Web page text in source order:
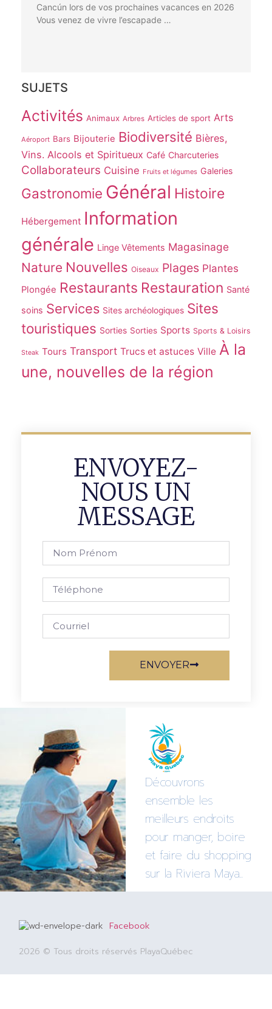
Cancún lors de vos prochaines vacances en 2026
Vous venez de vivre l’escapade …
SUJETS
Activités Animaux Arbres Articles de sport Arts
Aéroport Bars Bijouterie Biodiversité Bières,
Vins. Alcools et Spiritueux Café Charcuteries
Collaborateurs Cuisine Fruits et légumes Galeries
Gastronomie Général Histoire
Hébergement Information
générale Linge Vêtements Magasinage
Nature Nouvelles Oiseaux Plages Plantes
Plongée Restaurants Restauration Santé
soins Services Sites archéologiques Sites
touristiques Sorties Sorties Sports Sports & Loisirs
Steak Tours Transport Trucs et astuces Ville À la
une, nouvelles de la région
ENVOYEZ-
NOUS UN
MESSAGE
ENVOYER
Découvrons
ensemble les
meilleurs endroits
pour manger, boire
et faire du shopping
sur la Riviera Maya..
Facebook
2026 © Tous droits réservés PlayaQuébec